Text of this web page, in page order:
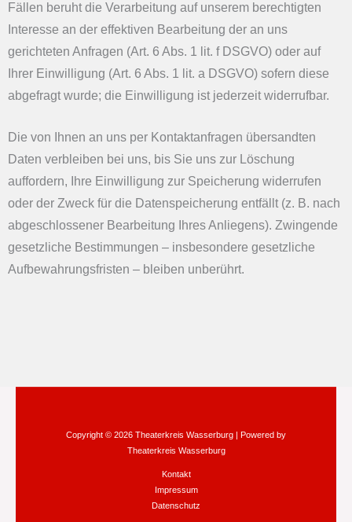
Fällen beruht die Verarbeitung auf unserem berechtigten
Interesse an der effektiven Bearbeitung der an uns
gerichteten Anfragen (Art. 6 Abs. 1 lit. f DSGVO) oder auf
Ihrer Einwilligung (Art. 6 Abs. 1 lit. a DSGVO) sofern diese
abgefragt wurde; die Einwilligung ist jederzeit widerrufbar.
Die von Ihnen an uns per Kontaktanfragen übersandten
Daten verbleiben bei uns, bis Sie uns zur Löschung
auffordern, Ihre Einwilligung zur Speicherung widerrufen
oder der Zweck für die Datenspeicherung entfällt (z. B. nach
abgeschlossener Bearbeitung Ihres Anliegens). Zwingende
gesetzliche Bestimmungen – insbesondere gesetzliche
Aufbewahrungsfristen – bleiben unberührt.
Copyright © 2026 Theaterkreis Wasserburg | Powered by
Theaterkreis Wasserburg
Kontakt
Impressum
Datenschutz